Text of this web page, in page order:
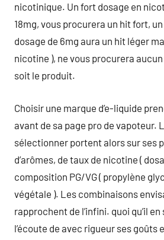
nicotinique. Un fort dosage en
18mg, vous procurera un hit fort,
dosage de 6mg aura un hit léger
nicotine ), ne vous procurera
soit le produit.
Choisir une marque d’e-liquide
avant de sa page pro de vapoteur.
sélectionner portent alors sur ses
d’arômes, de taux de nicotine (
composition PG/VG ( propylène
végétale ). Les combinaisons
rapprochent de l’infini. quoi qu’il
l’écoute de avec rigueur ses goûts